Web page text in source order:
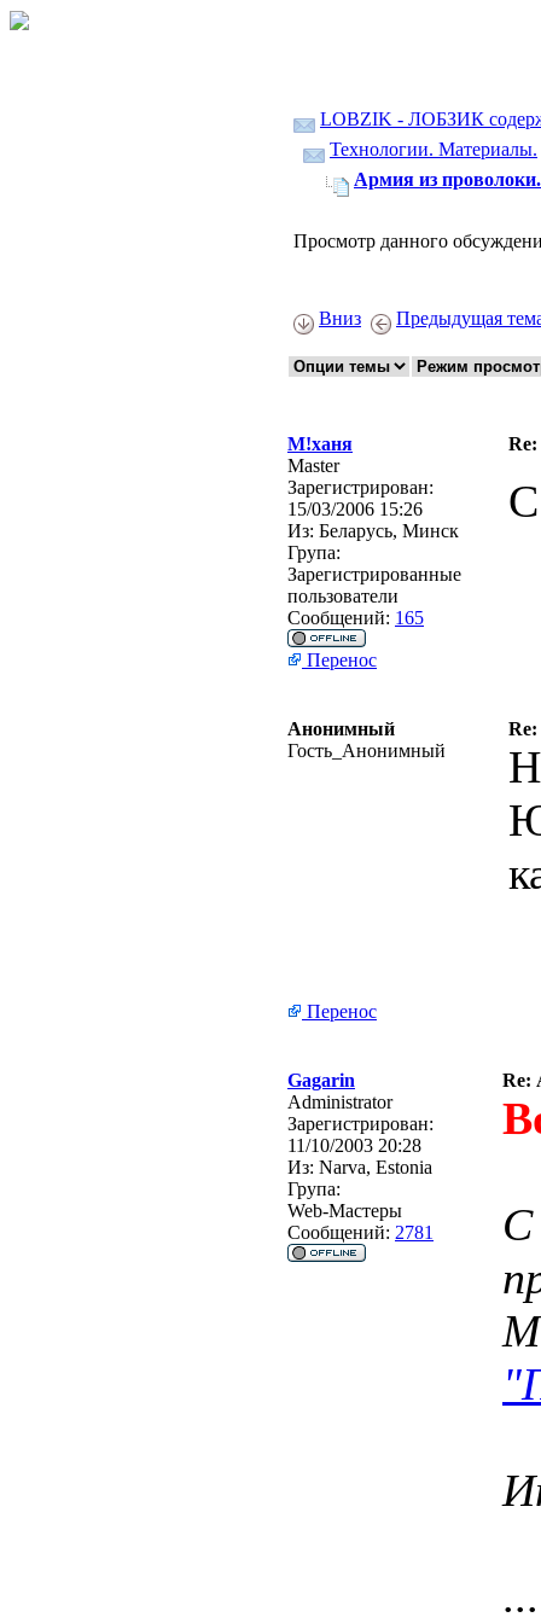
LOBZIK - ЛОБЗИК
Технологии. Материалы.
Армия из проволоки.
Просмотр данного
Вниз Предыдущая
М!ханя
Master
Зарегистрирован:
15/03/2006 15:26
Из: Беларусь, Минск
Група:
Зарегистрированные
пользователи
Сообщений: 165
Перенос
Анонимный
Гость_Анонимный
Перенос
Gagarin
Re:
Administrator
Зарегистрирован:
11/10/2003 20:28
Из: Narva, Estonia
Група:
Web-Мастеры
Сообщений: 2781
С